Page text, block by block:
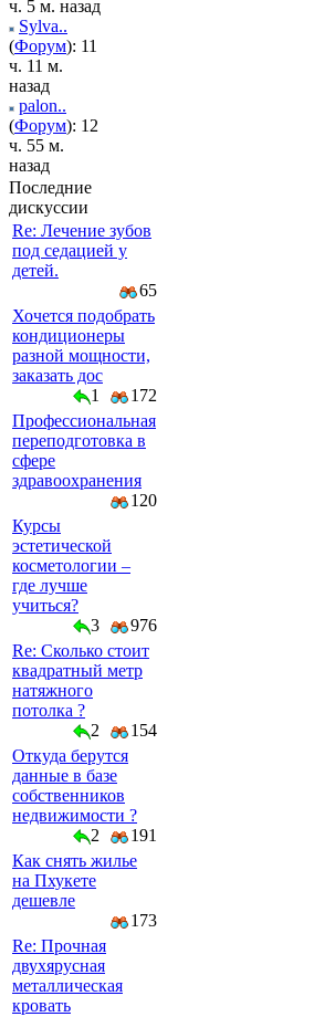
ч. 5 м. назад
Sylva..
(Форум): 11
ч. 11 м.
назад
palon..
(Форум): 12
ч. 55 м.
назад
Последние
дискуссии
Re: Лечение зубов
под седацией у
детей.
65
Хочется подобрать
кондиционеры
разной мощности,
заказать дос
1
172
Профессиональная
переподготовка в
сфере
здравоохранения
120
Курсы
эстетической
косметологии –
где лучше
учиться?
3
976
Re: Сколько стоит
квадратный метр
натяжного
потолка ?
2
154
Откуда берутся
данные в базе
собственников
недвижимости ?
2
191
Как снять жилье
на Пхукете
дешевле
173
Re: Прочная
двухярусная
металлическая
кровать